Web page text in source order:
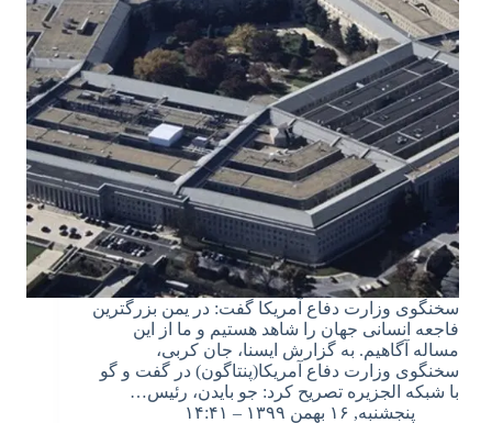
سخنگوی وزارت دفاع آمریکا گفت: در یمن بزرگترین
فاجعه انسانی جهان را شاهد هستیم و ما از این
مساله آگاهیم. به گزارش ایسنا، جان کربی،
سخنگوی وزارت دفاع آمریکا(پنتاگون) در گفت و گو
با شبکه الجزیره تصریح کرد: جو بایدن، رئیس…
پنجشنبه, ۱۶ بهمن ۱۳۹۹ – ۱۴:۴۱